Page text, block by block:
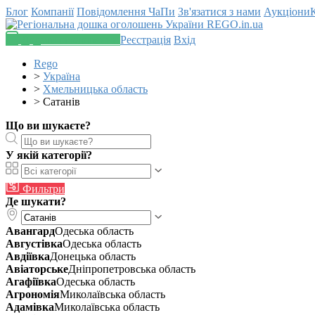
Блог Компанії Повідомлення ЧаПи Зв'язатися з нами Аукціони
Реєстрація Вхід
Rego
> Україна
> Хмельницька область
> Сатанів
Що ви шукаєте?
У якій категорії?
Фильтри
Де шукати?
АвангардОдеська область
АвгустівкаОдеська область
АвдіївкаДонецька область
АвіаторськеДніпропетровська область
АгафіївкаОдеська область
АгрономіяМиколаївська область
АдамівкаМиколаївська область